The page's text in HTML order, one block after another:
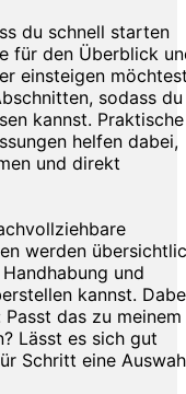
du schnell starten
für den Überblick
einsteigen
sodass du
kannst. Praktische
helfen dabei,
und direkt
werden
und
kannst.
das zu meinem
Lässt es sich gut
Schritt eine